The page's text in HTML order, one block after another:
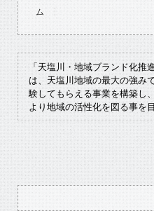
ム
「天塩川・地域ブランド化推
は、天塩川地域の最大の強み
験してもらえる事業を構築し
より地域の活性化を図る事を